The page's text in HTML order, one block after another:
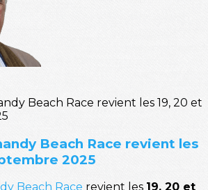
Beach Race revient les
2025
Beach Race revient les 19, 20 et